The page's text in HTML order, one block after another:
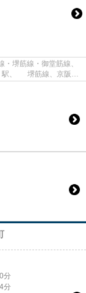
堺筋線・御堂筋線、
分
分